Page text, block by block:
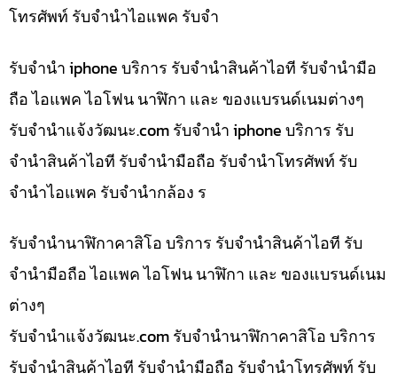
โทรศัพท์ รับจำนำไอแพค รับจำ
รับจำนำ iphone บริการ รับจำนำสินค้าไอที รับจำนำมือ
ถือ ไอแพค ไอโฟน นาฬิกา และ ของแบรนด์เนมต่างๆ
รับจํานําแจ้งวัฒนะ.com รับจำนำ iphone บริการ รับ
จำนำสินค้าไอที รับจำนำมือถือ รับจำนำโทรศัพท์ รับ
จำนำไอแพค รับจำนำกล้อง ร
รับจำนำนาฬิกาคาสิโอ บริการ รับจำนำสินค้าไอที รับ
จำนำมือถือ ไอแพค ไอโฟน นาฬิกา และ ของแบรนด์เนม
ต่างๆ
รับจํานําแจ้งวัฒนะ.com รับจำนำนาฬิกาคาสิโอ บริการ
รับจำนำสินค้าไอที รับจำนำมือถือ รับจำนำโทรศัพท์ รับ